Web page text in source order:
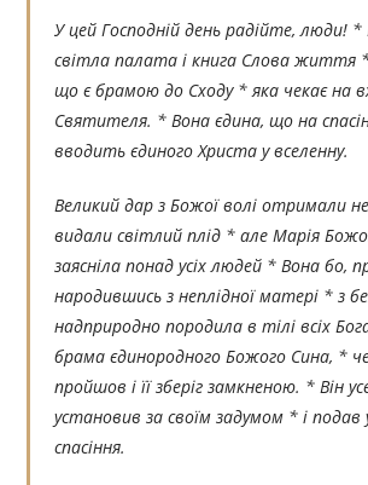
У цей Господній день радійте, люди! *
світла палата і книга Слова життя
що є брамою до Сходу * яка чекає на
Святителя. * Вона єдина, що на
вводить єдиного Христа у вселенну.
Великий дар з Божої волі отримали
видали світлий плід * але Марія
заясніла понад усіх людей * Вона бо,
народившись з неплідної матері * з
надприродно породила в тілі всіх
брама єдинородного Божого Сина, *
пройшов і її зберіг замкненою. * Він
установив за своїм задумом * і подав
спасіння.